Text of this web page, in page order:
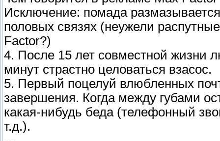
Исключение: помада
половых связях (неужели
Factor?)
4. После 15 лет совместной жизни
минут страстно целоваться взасос.
5. Первый поцелуй влюбленных
завершения. Когда между губами
какая-нибудь беда (телефонный
т.д.).